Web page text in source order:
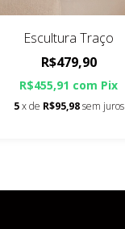
Escultura Traço
R$479,90
R$455,91 com Pix
5x de R$95,98sem juros